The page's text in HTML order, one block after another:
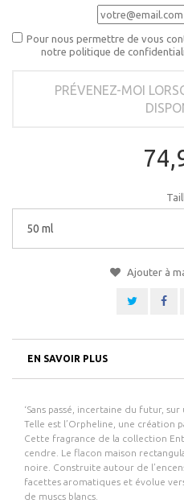
Pour nous permettre de vous
notre politique de
PRÉVENEZ-MOI
Ajouter à
EN SAVOIR PLUS
‘Sans passé, incertaine du futur,
Telle est l’Orpheline, une création
Cette fragrance de la collection
cendre. Le flacon maison
noire. Construite autour de
facettes aromatiques et évolue
de muscs blancs.